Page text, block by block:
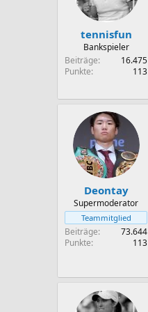
tennisfun
Bankspieler
Beiträge
16.475
Punkte
113
Deontay
Supermoderator
Teammitglied
Beiträge
73.644
Punkte
113